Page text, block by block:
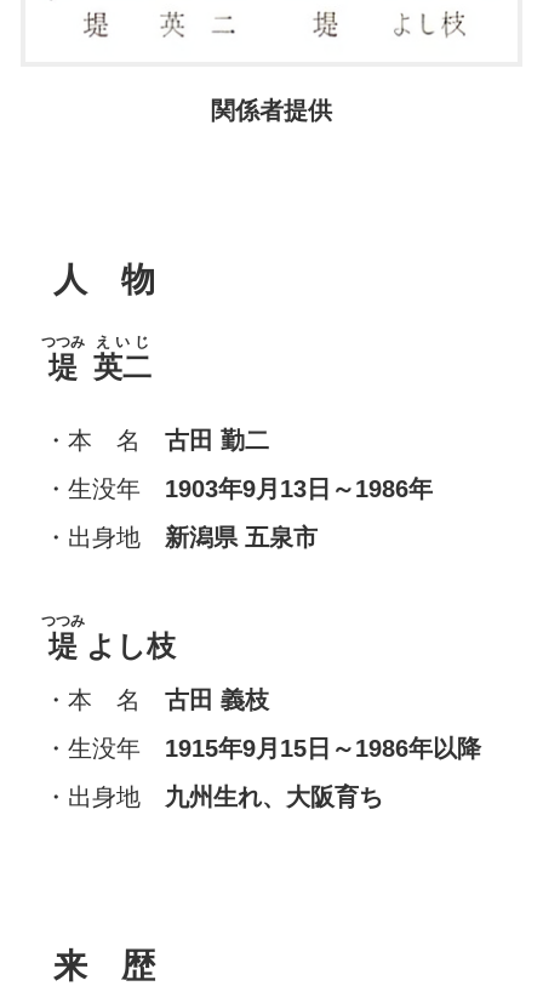
関係者提供
人 物
堤
つつみ
英二
えいじ
・本 名 古田 勤二
・生没年 1903年9月13日～1986年
・出身地 新潟県 五泉市
堤
つつみ
よし枝
・本 名 古田 義枝
・生没年 1915年9月15日～1986年以降
・出身地 九州生れ、大阪育ち
来 歴